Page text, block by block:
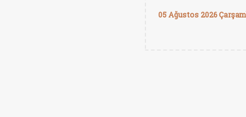
05 Ağustos 2026